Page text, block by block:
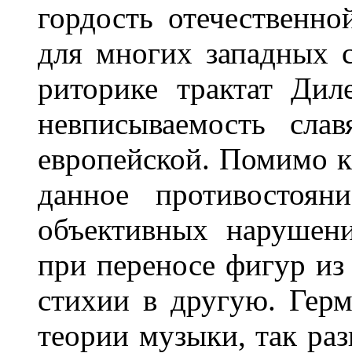
гордость
для многих западных
риторике трактат
невписываемость
европейской. Помимо
данное
объективных
при переносе фигур
стихии в другую.
теории музыки, так